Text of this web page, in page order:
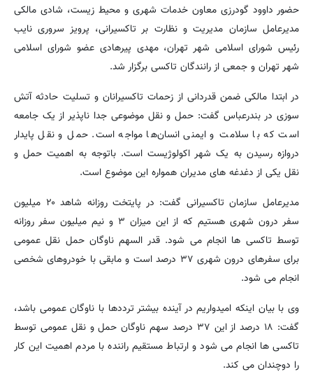
حضور داوود گودرزی معاون خدمات شهری و محیط زیست، شادی مالکی
مدیرعامل سازمان مدیریت و نظارت بر تاکسیرانی، پرویز سروری نایب
رئیس شورای اسلامی شهر تهران، مهدی پیرهادی عضو شورای اسلامی
شهر تهران و جمعی از رانندگان تاکسی برگزار شد.
در ابتدا مالکی ضمن قدردانی از زحمات تاکسیرانان و تسلیت حادثه آتش
سوزی در بندرعباس گفت: حمل و نقل موضوعی جدا ناپذیر از یک جامعه
است که با سلامت و ایمنی انسان‌ها مواجه است. حمل و نقل پایدار
دروازه رسیدن به یک شهر اکولوژیست است. باتوجه به اهمیت حمل و
نقل یکی از دغدغه های مدیران همواره این موضوع است.
مدیرعامل سازمان تاکسیرانی گفت: در پایتخت روزانه شاهد ۲۰ میلیون
سفر درون شهری هستیم که از این میزان ۳ و نیم میلیون سفر روزانه
توسط تاکسی ها انجام می شود. قدر السهم ناوگان حمل ‌نقل عمومی
برای سفرهای درون شهری ۳۷ درصد است ‌و مابقی با خودروهای شخصی
انجام می شود.
وی با بیان اینکه امیدواریم در آینده بیشتر ترددها با ناوگان عمومی باشد،
گفت: ۱۸ درصد از این ۳۷ درصد سهم ناوگان حمل و نقل عمومی توسط
تاکسی ها انجام می شود و ارتباط مستقیم راننده با مردم اهمیت این کار
را دوچندان می کند.